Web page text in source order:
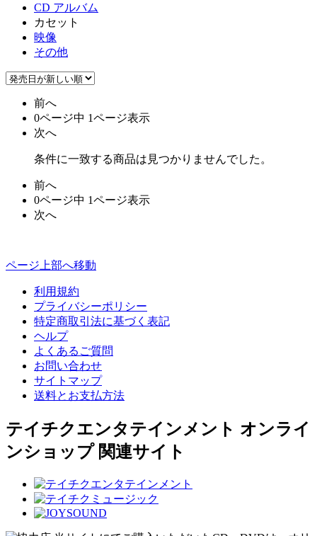
CD アルバム
カセット
映像
その他
前へ
0ページ中 1ページ表示
次へ
条件に一致する商品は見つかりませんでした。
前へ
0ページ中 1ページ表示
次へ
ページ上部へ移動
利用規約
プライバシーポリシー
特定商取引法に基づく表記
ヘルプ
よくあるご質問
お問い合わせ
サイトマップ
送料とお支払方法
テイチクエンタテインメント オンライ
ンショップ 関連サイト